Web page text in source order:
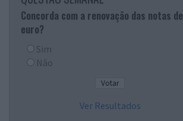
Concorda com a renovação das notas de
euro?
Sim
Não
Ver Resultados